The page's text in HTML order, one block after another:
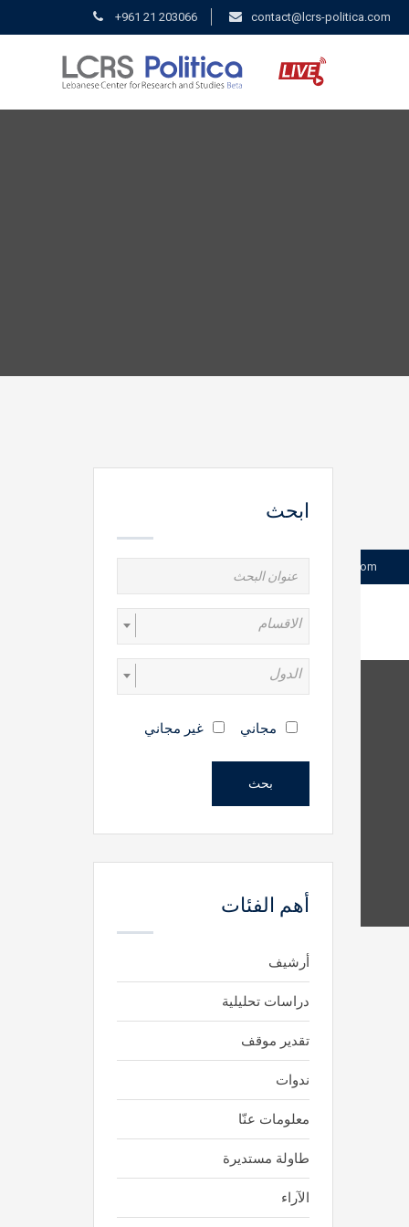
+961 21 203066 contact@lcrs-politica.com
contact@lcrs-politica.com
ابحث
مجاني غير مجاني
ابحث
الاقسام
الدول
مجاني غير مجاني
بحث
أهم الفئات
أرشيف
دراسات تحليلية
تقدير موقف
ندوات
معلومات عنّا
طاولة مستديرة
الآراء